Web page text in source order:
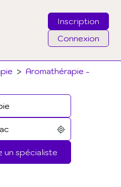
Inscription
Connexion
> Aromathérapie -
un spécialiste
mon mot de passe